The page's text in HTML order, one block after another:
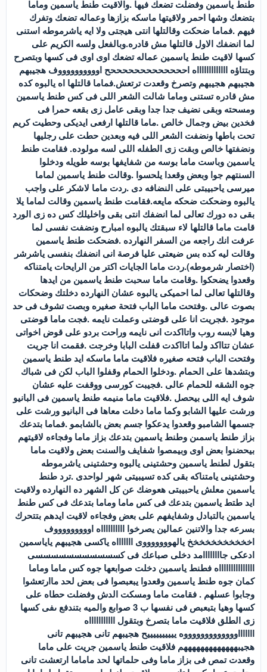
طنط ياسمين وفضلت تضعك فيها .والاقيت طنط ياسمين وماما
بتضعك وشها احمر ولاقيتها ماسكه بزازها وعماله تضعك وتفرك
فيهم .فماما ضحكت وقالتلها انتى هيجتى ولا ايه ياشرموطه استنى
لما انضفك الاول قالتلها مش قادره.وبالفعل ولسه الكريم على
كسها لاقيت طنط ياسمين عماله تضعك اوى اوى فى كسها وبتصرح
وبتتاؤه اااااااااااااه احححححححححححححح اووووووووووف هجيبهم
هجيبهم هجيبهم وتصرخ وقعدت ترتعش.فماما قالتلها اه يالبوه كده
مش قادره تستنى وماما شالت الشعر اللى فى كس طنط ياسمين
ومسحته وبقى نضيف جدا جدا وبقى عامل زى بقعه حمرا فى
فخدين بيض وجمال خالص .ماما قالتلها ارفعى ايديكى وحطيت كريم
تحت باطها ونضفت الشعر اللى فيه وبعدين حطت على رجليها
ونضفتها خالص وبقت زى الطفله اللى لسه مولوده. فقامت طنط
ياسمين وباست ماما بوسه من شفايفها بوسه طويله ودخلوا
السنتهم جوا وبعض وقعدا يلحسوا .وقالت طنط ياسمين لماما
ميرسى ياحبيبتى على النضافه دى .ردت ماما لاشكر على واجب
يالبوه وضحكت ضحكه مايعه.فقامت طنط ياسمين وقالت لماما يلا
بقى ده دورك تعالى لما انضفك انتى بقى واخليلك كس ده زى الورد
قامت ماما قالتلها لاء سبقتك يالبوه امبارح ونضفت نفسى لما
عرفت انك راجعه من السفر النهارده .فضحكت طنط ياسمين
وقالت ليه كده بس ضيعتى عليا فرصة انى انضفك بنفسى ياشرشر
(اختصار شرموطه).ردت ماما الجايات اكتر من الرايحات يامتناكه
وقعدوا يضحكوا .وقامت ماما سحبت طنط ياسمين من ايدها
وقالتلها تعالى لما احميكى يالبوه عشان النهارده دخلتك وضحكات
بصوت عالى .وفتحت ماما الباب فتحة صغيره وبصت تشوف فى حد
موجود .فجريت انا على قوضتى وعملت نايمه .فجت ماما قوضتى
وهيا لابسه روب واتااكدت انى نايمه وراحت بردو على قوض اخواتى
عشان تتااكد ولما اتااكدت قفلت البابا وخرجت .فقمت انا جريت
وفتحت الباب فتحه صغيره فلاقيت ماما ماسكه ايد طنط ياسمين
وبتشدها على الحمام .ودخلوا الحمام وقفلوا الباب لكن فى شباك
جوه الشقه للحمام عالى .فجيبت كورسى ووقفت عليه عشان
شوف ايه اللى بيحصل .فلاقيت ماما منيمه طنط ياسمين فى البانيو
ورشت عليها الشابو وكما ماما دخلت معاها فى البانيو ورشت على
جسمها الشامبو وقعدوا يدعكوا جسم بعض بالشابمو .فماما بتدعك
بزاز طنط ياسمىن وطنط ياسمين بتدعك بزاز ماما وفجاءه لاقيتهم
بيحضنوا بعض اوى وبيمصوا شفايف والسنت بعض ولاقيت ماما
بتقول لطنط ياسمين وحشتينى يالبوه وحشتينى ياشرموطه
وحشتينى يامتناكه بقى كده تسيبيتى شهر لواحدى .ترد طنط
ياسمين معلش ياحبيبتى هعوضك عن كل الشهر ده النهارده ولاقيت
ايد طتط ياسمين بتدعك فى كس ماما وماما بتدعك فى كس طنط
ياسمين بالتبادل وشفايفهم على بعض وفجاءه لاقيت ايدهم بتتحرك
بسرعه جدا والاتنين عمالين يصرخوا ااااااااااه اوووووووووف
اخخخخخخخخخخخ يالهوووووووى اااااااه ياكسى هجيبهم ياياسمين
ادعكى جاااااااامد دخلى صباعك فى كسسسسسسسسسسسى
اااااااااااااااه فطنط ياسمين دخلت صوابعها جوه كس ماما وماما
كمان جوه طنط ياسمين وقعدوا يبعبصوا فى بعض لحد ماارتعشوا
وجابوا عسلهم . فقامت ماما ومسكت الدش وفضلت حطاه على
كسها وهيا بتبعبص فى نفسها ب 3 صوابع والميه بتندفع ىفى كسها
زى الطلق فلاقيت ماما بتصرخ وبتقول اااااااااااه
اااااااوووووووووووووه ييييييييييح هجيبهم تانى هجيبهم تانى
هجيبهههههههههههههم فلاقيت طنط ياسمين جريت على ماما
وقعدت تمص فى بزاز ماما وفى حلماتها لحد ماماما ارتعشت تانى